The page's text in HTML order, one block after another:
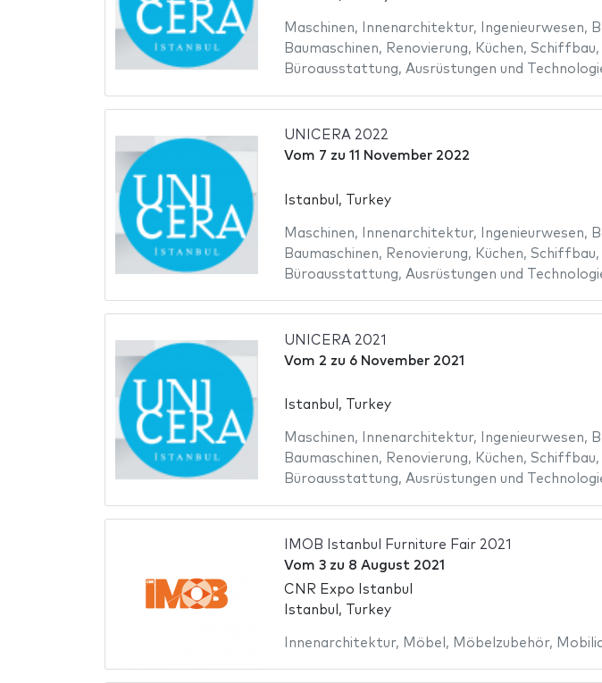
Maschinen, Innenarchitektur, Ingenieurwesen,
Baumaschinen, Renovierung, Küchen, Schiffbau,
Büroausstattung, Ausrüstungen und
UNICERA 2022
Vom 7 zu 11 November 2022
Istanbul, Turkey
Maschinen, Innenarchitektur, Ingenieurwesen,
Baumaschinen, Renovierung, Küchen, Schiffbau,
Büroausstattung, Ausrüstungen und
UNICERA 2021
Vom 2 zu 6 November 2021
Istanbul, Turkey
Maschinen, Innenarchitektur, Ingenieurwesen,
Baumaschinen, Renovierung, Küchen, Schiffbau,
Büroausstattung, Ausrüstungen und
IMOB Istanbul Furniture Fair 2021
Vom 3zu 8 August 2021
CNR Expo Istanbul
Istanbul, Turkey
Innenarchitektur, Möbel , Möbelzubehör,